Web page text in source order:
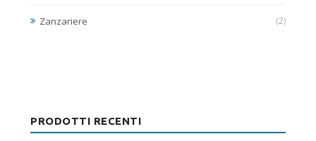
Zanzariere (2)
PRODOTTI RECENTI